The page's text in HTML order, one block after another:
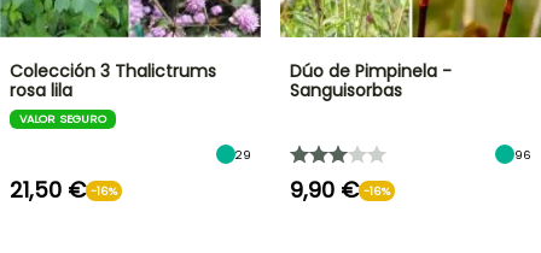
Colección 3 Thalictrums
rosa lila
VALOR SEGURO
29
21,50 € -16%
Dúo de Pimpinela -
Sanguisorbas
96
9,90 € -16%